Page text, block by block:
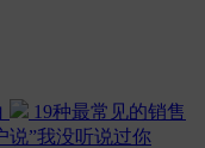
19种最常见的销售
说”我没听说过你